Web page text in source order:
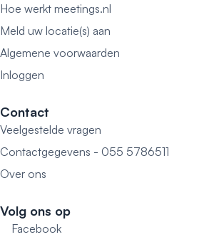
Hoe werkt meetings.nl
Meld uw locatie(s) aan
Algemene voorwaarden
Inloggen
Contact
Veelgestelde vragen
Contactgegevens - 055 5786511
Over ons
Volg ons op
Facebook